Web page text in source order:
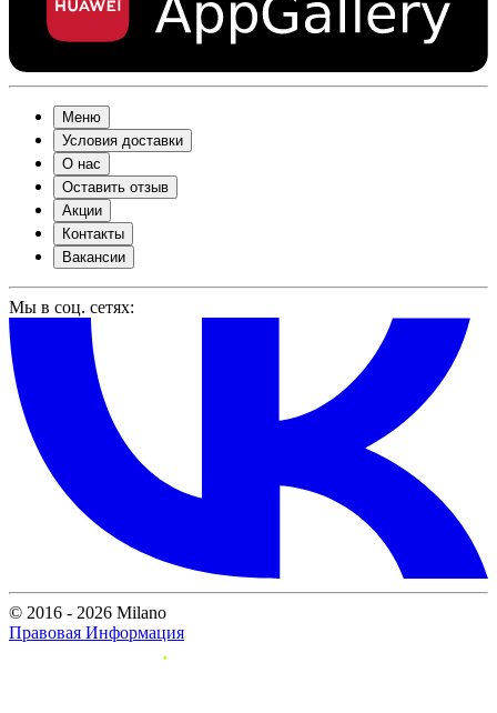
Меню
Условия доставки
О нас
Оставить отзыв
Акции
Контакты
Вакансии
Мы в соц. сетях:
© 2016 - 2026 Milano
Правовая Информация